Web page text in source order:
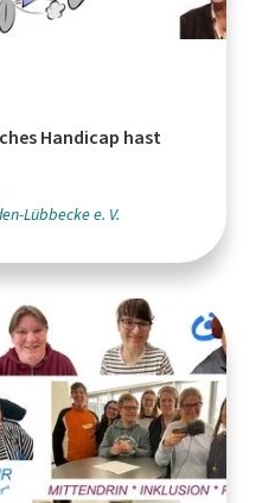
Handicap hast
Lübbecke e. V.